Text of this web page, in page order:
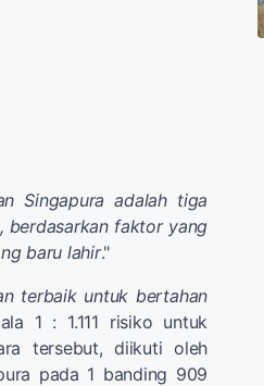
Singapura adalah tiga
berdasarkan faktor yang
baru lahir."
terbaik untuk bertahan
1 : 1.111 risiko untuk
tersebut, diikuti oleh
pada 1 banding 909